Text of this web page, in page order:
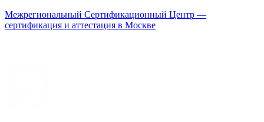
Межрегиональный Сертификационный Центр —
сертификация и аттестация в Москве